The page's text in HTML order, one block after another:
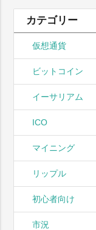
カテゴリー
仮想通貨
ビットコイン
イーサリアム
ICO
マイニング
リップル
初心者向け
市況